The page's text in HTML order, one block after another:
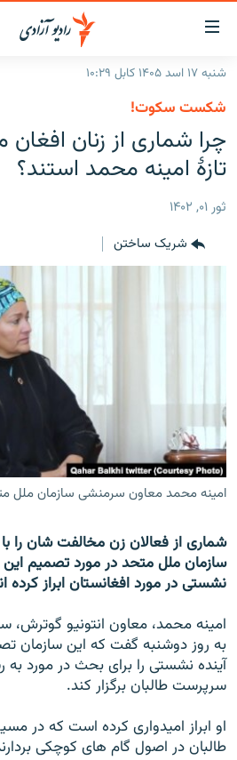
لینک‌های
قابل
دسترسی
متن
اصلی
بازگشت
منوی
مراجعه
گزارش‌ها
افغانستان
جهان
خبرها
مصاحبه‌ها
برنامه‌ها
صفحه پشتو
Azadi English
به ما بپیوندید
همۀ سایت‌های رادیو آزادی/ رادیو
شنبه ۱۷ اسد ۱۴۰۵ کابل ۱۰:۲۹
شکست سکوت!
چرا شماری از زنان
تازۀ امینه محمد استند؟
ثور ۰۱, ۱۴۰۲
شریک ساختن
امینه محمد معاون سرمنشی سازمان ملل
شماری از فعالان زن مخالفت شان را
سازمان ملل متحد در مورد تصمیم این
نشستی در مورد افغانستان ابراز کرده
امینه محمد، معاون انتونیو
به روز دوشنبه گفت که این سازمان
آینده نشستی را برای بحث در مورد
سرپرست طالبان برگزار کند.
او ابراز امیدواری کرده است که در
طالبان در اصول گام های کوچکی